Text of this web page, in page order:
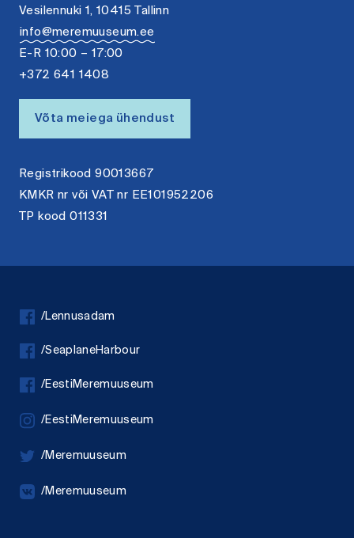
Vesilennuki 1, 10415 Tallinn
info@meremuuseum.ee
E-R 10:00 – 17:00
+372 641 1408
Võta meiega ühendust
Registrikood 90013667
KMKR nr või VAT nr EE101952206
TP kood 011331
/Lennusadam
/SeaplaneHarbour
/EestiMeremuuseum
/EestiMeremuuseum
/Meremuuseum
/Meremuuseum